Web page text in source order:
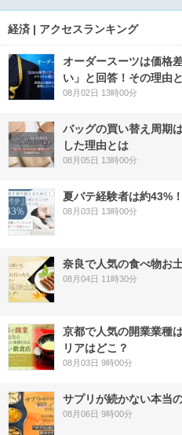
経済 | アクセスランキング
オーダースーツは価格
い」と回答！その理由
08月02日 13時00分
バッグの買い替え周期
した理由とは
08月05日 13時00分
夏バテ経験者は約43%
08月03日 13時00分
奈良で人気の食べ物お
08月04日 11時30分
京都で人気の開業業種
リアはどこ？
08月03日 9時00分
サプリが続かない本当
08月06日 9時00分